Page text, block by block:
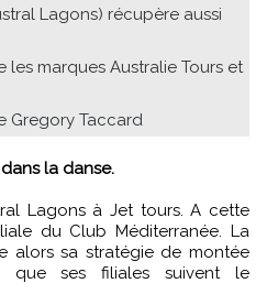
Lagons) récupère aussi
les marques Australie Tours et
Gregory Taccard
dans la danse.
Lagons à Jet tours. A cette
du Club Méditerranée. La
alors sa stratégie de montée
que ses filiales suivent le